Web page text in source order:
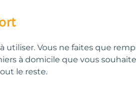
utiliser. Vous ne faites que
à domicile que vous
le reste.